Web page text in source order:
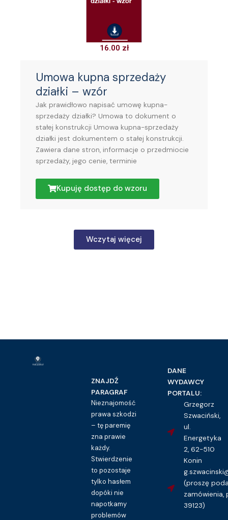
16.00 zł
Umowa kupna sprzedaży
działki – wzór
Jak prawidłowo napisać umowę kupna-
sprzedaży działki? Umowa to dokument o
stałej konstrukcji Umowa kupna-sprzedaży
działki jest dokumentem o stałej konstrukcji.
Zawiera dane stron, informacje o przedmiocie
sprzedaży, jego cenie, terminie
Kupuję dostęp do wzoru
Wczytaj więcej
ZNAJDŹ
PARAGRAF
Nieznajomość
prawa szkodzi
– tę paremię
zna prawie
każdy.
Stwierdzenie
to pozostaje
tylko hasłem
dopóki nie
napotkamy
problemów
DANE
WYDAWCY
PORTALU:
Grzegorz
Szwaciński,
ul.
Energetyka
2, 62-510
Konin
(proszę
zamówienia,
39123)